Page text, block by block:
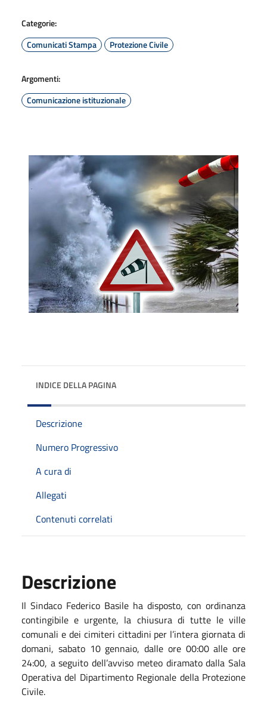
Categorie:
Comunicati Stampa
Protezione Civile
Argomenti:
Comunicazione istituzionale
INDICE DELLA PAGINA
Descrizione
Numero Progressivo
A cura di
Allegati
Contenuti correlati
Descrizione
Il Sindaco Federico Basile ha disposto, con ordinanza
contingibile e urgente, la chiusura di tutte le ville
comunali e dei cimiteri cittadini per l’intera giornata di
domani, sabato 10 gennaio, dalle ore 00:00 alle ore
24:00, a seguito dell’avviso meteo diramato dalla Sala
Operativa del Dipartimento Regionale della Protezione
Civile.